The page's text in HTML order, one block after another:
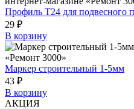
Профиль Т24 для подвесного
29 ₽
В корзину
Маркер строительный 1-5мм
43 ₽
В корзину
АКЦИЯ